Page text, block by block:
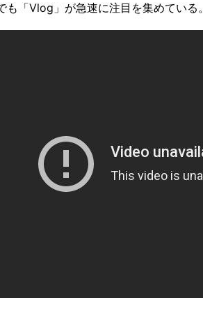
も「Vlog」が急速に注目を集めている。